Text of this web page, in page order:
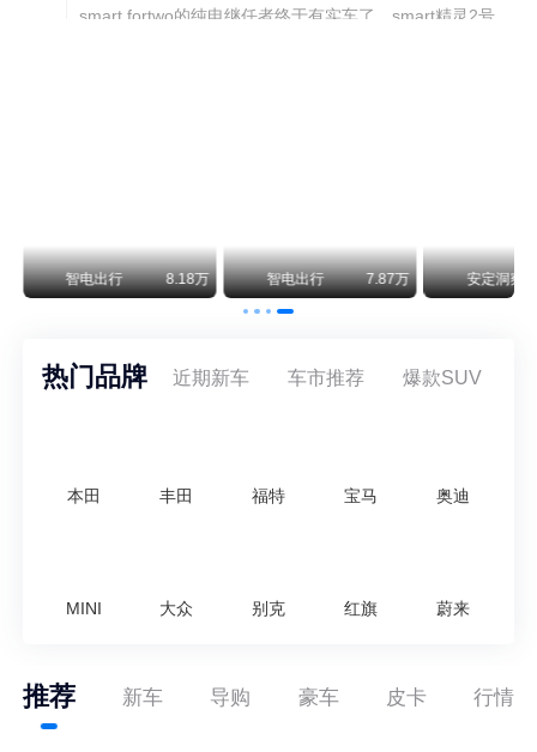
smart fortwo的纯电继任者终于有实车了。smart精灵2号出现在工信部最新一批申报目录中，外观和概念车几乎一模一样，量产还原度相当高。
智电出行 8.18万 智电出行 7.87万 安定洞察
热门品牌 近期新车 车市推荐 爆款SUV
本田 丰田 福特 宝马 奥迪
MINI 大众 别克 红旗 蔚来
推荐 新车 导购 豪车 皮卡 行情